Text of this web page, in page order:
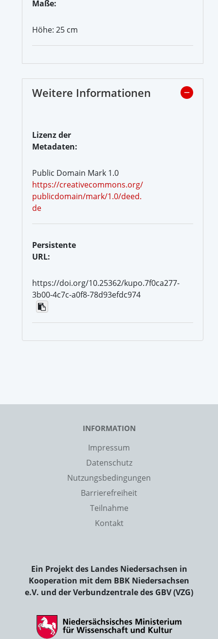
Maße:
Höhe: 25 cm
Weitere Informationen
Lizenz der
Metadaten:
Public Domain Mark 1.0
https://creativecommons.org/
publicdomain/mark/1.0/deed.
de
Persistente
URL:
https://doi.org/10.25362/kupo.7f0ca277-
3b00-4c7c-a0f8-78d93efdc974
INFORMATION
Impressum
Datenschutz
Nutzungsbedingungen
Barrierefreiheit
Teilnahme
Kontakt
Ein Projekt des Landes Niedersachsen in
Kooperation mit dem BBK Niedersachsen
e.V. und der Verbundzentrale des GBV (VZG)